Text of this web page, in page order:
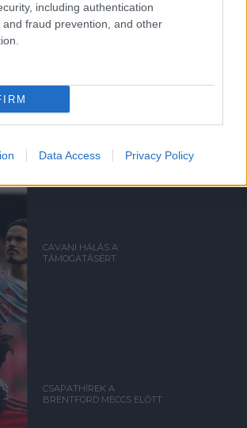
including authentication
and fraud prevention, and other
Data Access Privacy Policy
CAVANI
BÚCSÚINTERJÚJA
CAVANI HÁLÁS A
TÁMOGATÁSÉRT
CSAPATHÍREK A
BRENTFORD MECCS ELŐTT